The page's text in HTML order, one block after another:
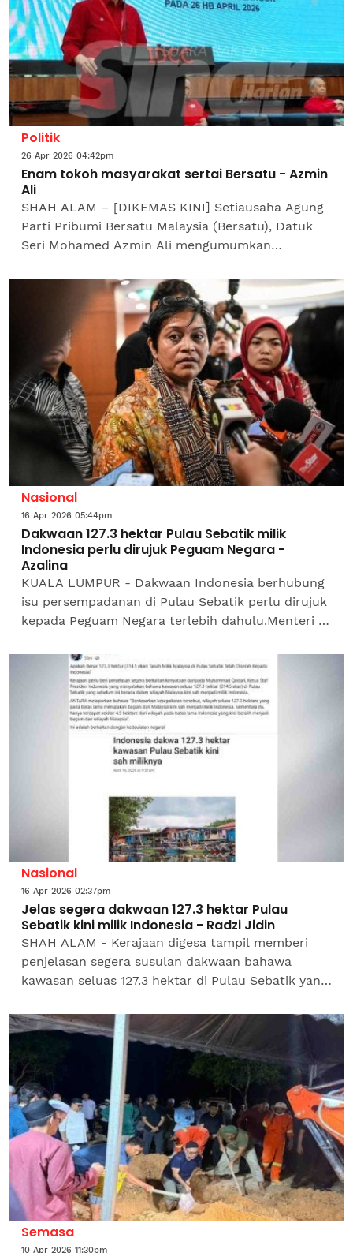
Politik
26 Apr 2026 04:42pm
Enam tokoh masyarakat sertai Bersatu - Azmin
Ali
SHAH ALAM – [DIKEMAS KINI] Setiausaha Agung
Parti Pribumi Bersatu Malaysia (Bersatu), Datuk
Seri Mohamed Azmin Ali mengumumkan
parti itu.Beliau berkata,...
Nasional
16 Apr 2026 05:44pm
Dakwaan 127.3 hektar Pulau Sebatik milik
Indonesia perlu dirujuk Peguam Negara -
Azalina
KUALA LUMPUR - Dakwaan Indonesia berhubung
isu persempadanan di Pulau Sebatik perlu dirujuk
kepada Peguam Negara terlebih dahulu.Menteri di
Reformasi...
Nasional
16 Apr 2026 02:37pm
Jelas segera dakwaan 127.3 hektar Pulau
Sebatik kini milik Indonesia - Radzi Jidin
SHAH ALAM - Kerajaan digesa tampil memberi
penjelasan segera susulan dakwaan bahawa
kawasan seluas 127.3 hektar di Pulau Sebatik yang
milik...
Semasa
10 Apr 2026 11:30pm